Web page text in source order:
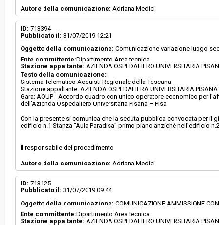
Autore della comunicazione: Adriana Medici
ID: 713394
Pubblicato il: 31/07/2019 12:21
Oggetto della comunicazione: Comunicazione variazione luogo
Ente committente:Dipartimento Area tecnica
Stazione appaltante: AZIENDA OSPEDALIERO UNIVERSITARIA
Testo della comunicazione:
Sistema Telematico Acquisti Regionale della Toscana
Stazione appaltante: AZIENDA OSPEDALIERA UNIVERSITARIA
Gara: AOUP - Accordo quadro con unico operatore economico per
dell’Azienda Ospedaliero Universitaria Pisana – Pisa
Con la presente si comunica che la seduta pubblica convocata per il
edificio n.1 Stanza “Aula Paradisa” primo piano anziché nell’edificio
Il responsabile del procedimento
Autore della comunicazione: Adriana Medici
ID: 713125
Pubblicato il: 31/07/2019 09:44
Oggetto della comunicazione: COMUNICAZIONE AMMISSIONE
Ente committente:Dipartimento Area tecnica
Stazione appaltante: AZIENDA OSPEDALIERO UNIVERSITARIA